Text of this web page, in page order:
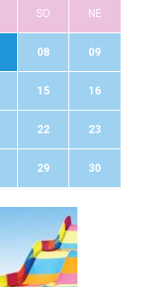
SO NE
08 09
15 16
22 23
29 30